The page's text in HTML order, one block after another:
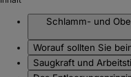
Schlamm- und
Worauf sollten Sie
Saugkraft und